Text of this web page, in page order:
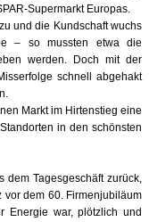
Supermarkt Europas.
und die Kundschaft wuchs
– so mussten etwa die
werden. Doch mit der
schnell abgehakt
Markt im Hirtenstieg eine
in den schönsten
Tagesgeschäft zurück,
vor dem 60. Firmenjubiläum
Energie war, plötzlich und